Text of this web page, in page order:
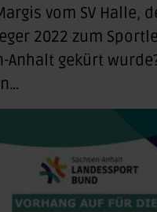
vom SV Halle,
2022 zum
Anhalt gekürt